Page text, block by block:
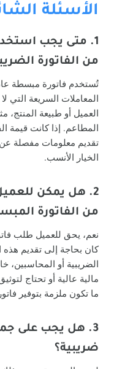
الأسئلة
1. متى يجب
من الفاتورة
تُستخدم فاتورة مبسطة
المعاملات السريعة التي
العميل أو طبيعة المنتج،
المطاعم. إذا كانت قيمة
تقديم معلومات مفصلة عن
الخيار الأنسب.
2. هل يمكن
من الفاتورة
نعم، يحق للعميل طلب
كان بحاجة إلى تقديم
الضريبية أو
مالية عالية أو تحتاج
ما تكون ملزمة بتوفير
3. هل يجب على
ضريبية؟